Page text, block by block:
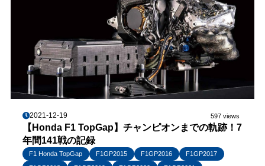
2021-12-19 597 views
【Honda F1 TopGap】チャンピオンまでの軌跡！7
年間141戦の記録
F1 Honda TopGap F1GP2015 F1GP2016
F1GP2017